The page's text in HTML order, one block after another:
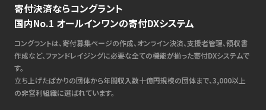
寄付決済ならコングラント
国内No.1 オールインワンの寄付DXシステム
コングラントは、寄付募集ページの作成、オンライン決済、支援者管理、領収書
作成など、ファンドレイジングに必要な全ての機能が揃った寄付DXシステムで
す。
立ち上げたばかりの団体から年間収入数十億円規模の団体まで、3,000以上
の非営利組織に選ばれています。